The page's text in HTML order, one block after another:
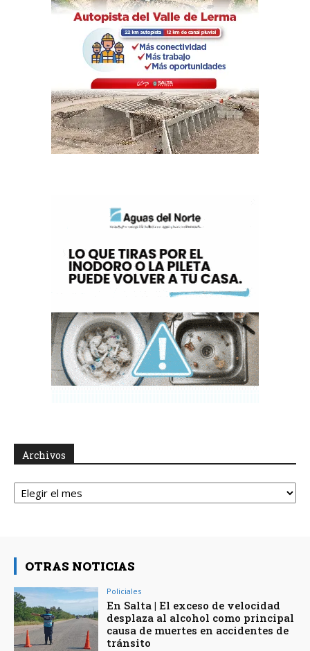
Archivos
Archivos
OTRAS NOTICIAS
Policiales
En Salta | El exceso de velocidad
desplaza al alcohol como principal
causa de muertes en accidentes de
tránsito